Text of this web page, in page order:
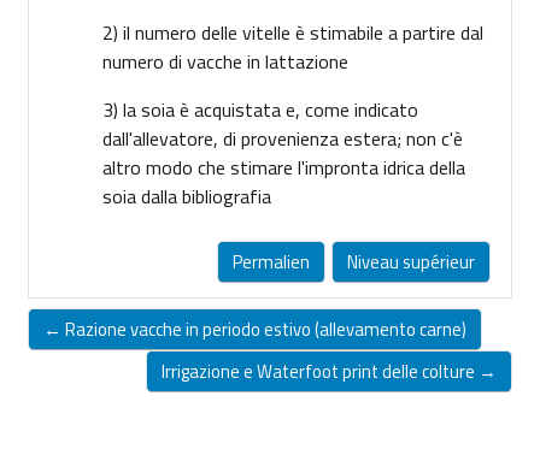
2) il numero delle vitelle è stimabile a partire dal
numero di vacche in lattazione
3) la soia è acquistata e, come indicato
dall'allevatore, di provenienza estera; non c'è
altro modo che stimare l'impronta idrica della
soia dalla bibliografia
Permalien Niveau supérieur
← Razione vacche in periodo estivo (allevamento carne)
Irrigazione e Waterfoot print delle colture →